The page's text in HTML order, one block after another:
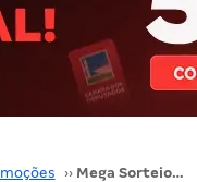
›› Mega Sorteio Exclusivo Gran Dicas Caixa